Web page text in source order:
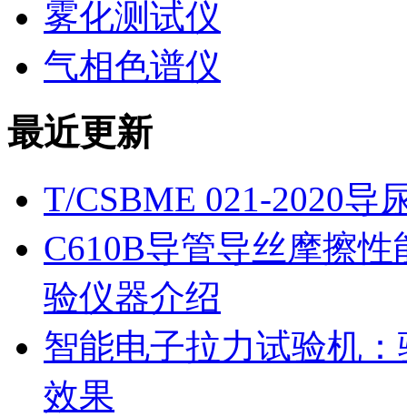
雾化测试仪
气相色谱仪
最近更新
T/CSBME 021-2020导
C610B导管导丝摩擦
验仪器介绍
智能电子拉力试验机
效果